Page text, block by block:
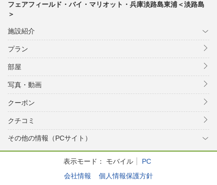
フェアフィールド・バイ・マリオット・兵庫淡路島東浦＜淡路島
＞
施設紹介
プラン
部屋
写真・動画
クーポン
クチコミ
その他の情報（PCサイト）
表示モード： モバイル
PC
会社情報
個人情報保護方針